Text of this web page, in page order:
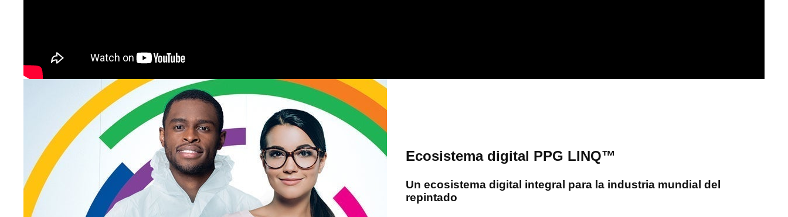
Ecosistema digital PPG LINQ™
Un ecosistema digital integral para la industria mundial del
repintado